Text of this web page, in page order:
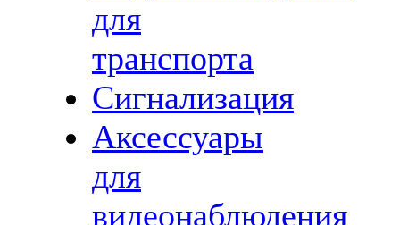
для
транспорта
Сигнализация
Аксессуары
для
видеонаблюдения